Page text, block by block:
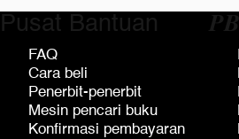
Pusat Bantuan
FAQ
Cara beli
Penerbit-penerbit
Mesin pencari buku
Konfirmasi pembayaran
𝑷𝑩